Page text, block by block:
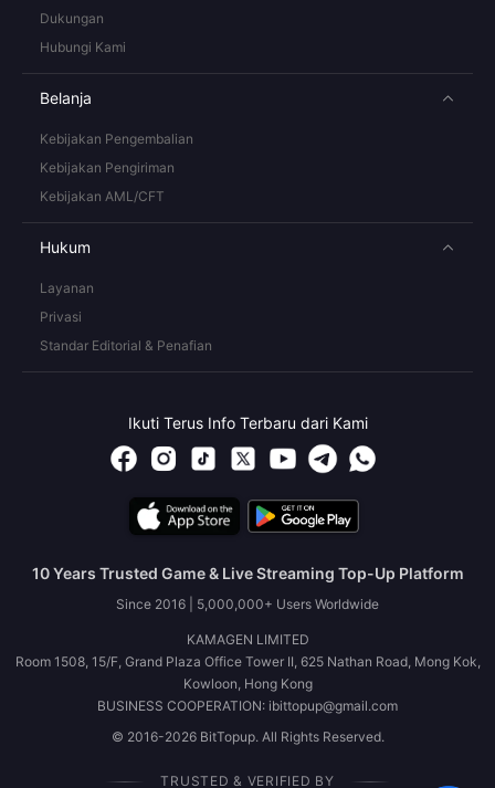
Dukungan
Hubungi Kami
Belanja
Kebijakan Pengembalian
Kebijakan Pengiriman
Kebijakan AML/CFT
Hukum
Layanan
Privasi
Standar Editorial & Penafian
Ikuti Terus Info Terbaru dari Kami
10 Years Trusted Game & Live Streaming Top-Up Platform
Since 2016 | 5,000,000+ Users Worldwide
KAMAGEN LIMITED
Room 1508, 15/F, Grand Plaza Office Tower II, 625 Nathan Road, Mong Kok,
Kowloon, Hong Kong
BUSINESS COOPERATION: ibittopup@gmail.com
© 2016-2026 BitTopup. All Rights Reserved.
TRUSTED & VERIFIED BY